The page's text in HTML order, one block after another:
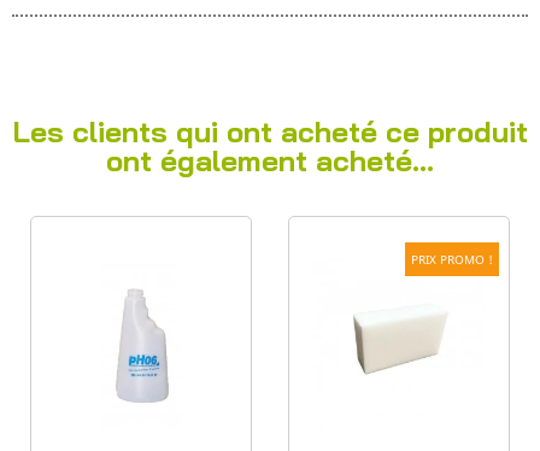
Les clients qui ont acheté ce produit
ont également acheté...
PRIX PROMO !